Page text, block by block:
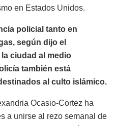
en Estados Unidos.
policial tanto en
según dijo el
ciudad al medio
también está
al culto islámico.
Ocasio-Cortez ha
a unirse al rezo semanal de